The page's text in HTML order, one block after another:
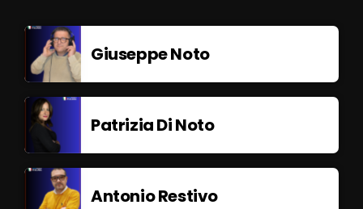
Giuseppe Noto
Patrizia Di Noto
Antonio Restivo